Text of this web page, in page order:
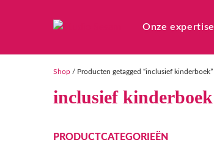
Onze expertise
Shop / Producten getagged “inclusief kinderboek”
inclusief kinderboek
PRODUCTCATEGORIEËN